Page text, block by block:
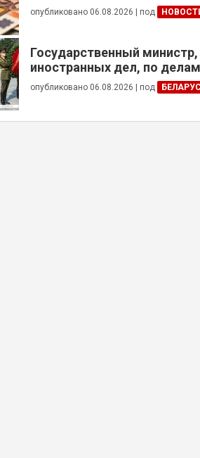
опубликовано 06.08.2026 под
Государственный
иностранных дел, по
общин за рубежом и
Алжира возложил венок к
опубликовано 06.08.2026 под